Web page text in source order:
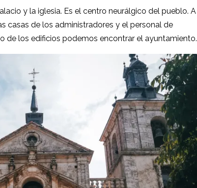
y la iglesia. Es el centro neurálgico del pueblo. A
casas de los administradores y el personal de
de los edificios podemos encontrar el ayuntamiento.